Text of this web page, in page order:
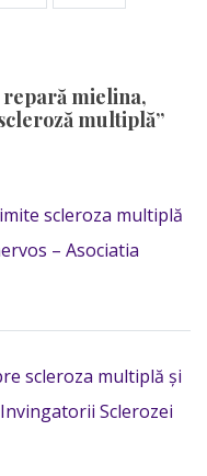
repară mielina,
multiplă”
scleroza multiplă
– Asociatia
scleroza multiplă și
Sclerozei